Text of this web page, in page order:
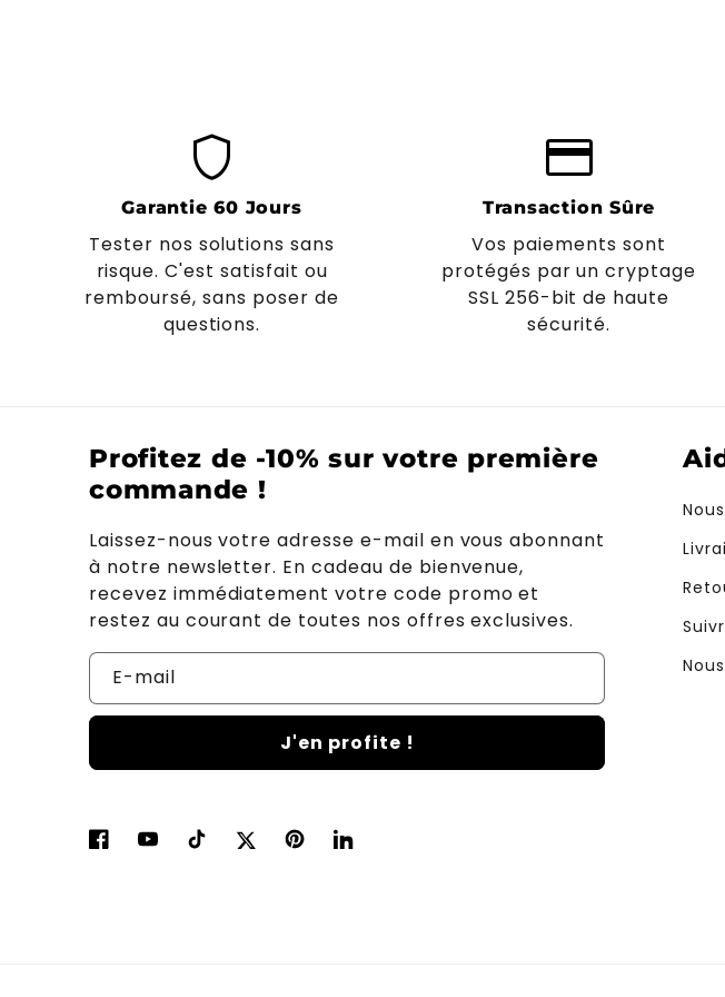
shield
Garantie 60 Jours
Tester nos solutions sans
risque. C'est satisfait ou
remboursé, sans poser de
questions.
credit_card
Transaction Sûre
Vos paiements sont
protégés par un cryptage
SSL 256-bit de haute
sécurité.
Profitez de -10% sur votre première
commande !
Laissez-nous votre adresse e-mail en vous abonnant
à notre newsletter. En cadeau de bienvenue,
recevez immédiatement votre code promo et
restez au courant de toutes nos offres exclusives.
E-mail
J'en profite !
FacebookYouTubeTikTokTwitterPinterestLinkedIn